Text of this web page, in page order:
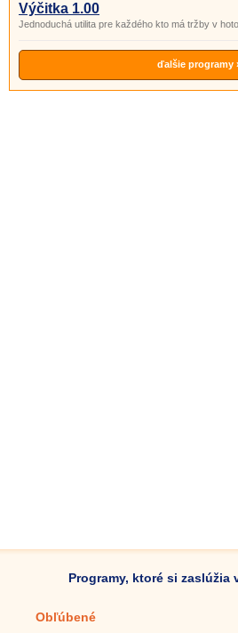
Výčitka 1.00
Jednoduchá utilita pre každého kto má tržby v
ďalšie programy
Programy, ktoré si zaslúžia
Obľúbené